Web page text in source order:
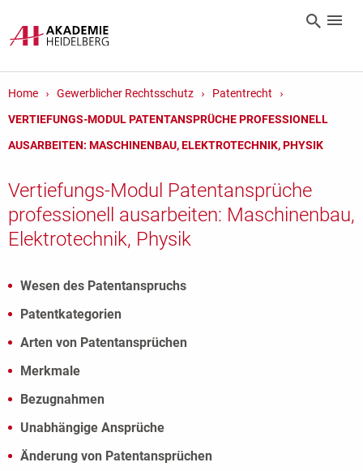
Home Gewerblicher Rechtsschutz
Patentrecht
VERTIEFUNGS-MODUL PATENTANSPRÜCHE PROFESSIONELL
AUSARBEITEN: MASCHINENBAU, ELEKTROTECHNIK, PHYSIK
Vertiefungs-Modul Patentansprüche
professionell ausarbeiten: Maschinenbau,
Elektrotechnik, Physik
Wesen des Patentanspruchs
Patentkategorien
Arten von Patentansprüchen
Merkmale
Bezugnahmen
Unabhängige Ansprüche
Änderung von Patentansprüchen